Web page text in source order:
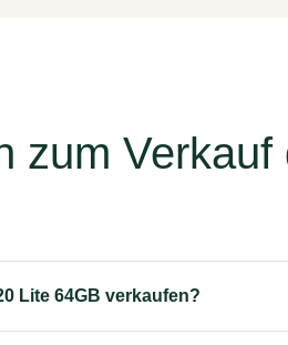
zum Verkauf
Lite 64GB verkaufen?